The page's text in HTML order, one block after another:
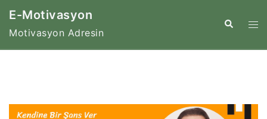
İçeriğe
E-Motivasyon
Motivasyon Adresin
Search